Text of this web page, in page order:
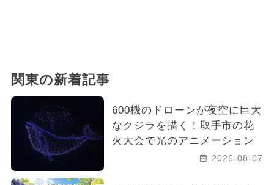
関東の新着記事
600機のドローンが夜空に巨大
なクジラを描く！取手市の花
火大会で光のアニメーション
2026-08-07